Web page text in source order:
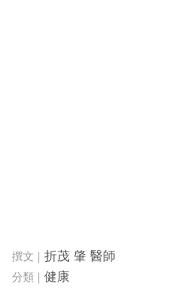
折茂 肇 醫師
健康